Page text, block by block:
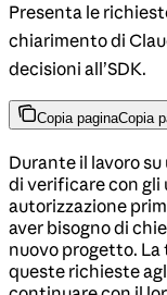
Presenta le
chiarimento di
decisioni all’SDK.
Copia paginaCopia
Durante il lavoro
di verificare con gli
autorizzazione
aver bisogno di
nuovo progetto.
queste richieste